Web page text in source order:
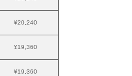
¥20,240
¥19,360
¥19,360